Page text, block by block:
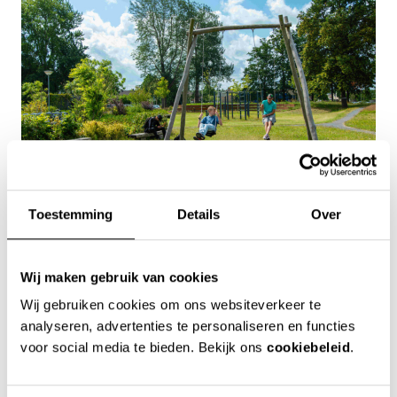
Toestemming Details Over
Wij maken gebruik van cookies
Wij gebruiken cookies om ons websiteverkeer te
analyseren, advertenties te personaliseren en functies
voor social media te bieden. Bekijk ons cookiebeleid.
Fase twee
leerlingen en buurtbewoners in de schaduw genieten
van de beplanting om hen heen. Het buitenlokaal is
gemaakt van cortenstaal: een circulair én duurzaam
product dat opnieuw kan worden gebruikt, omdat de